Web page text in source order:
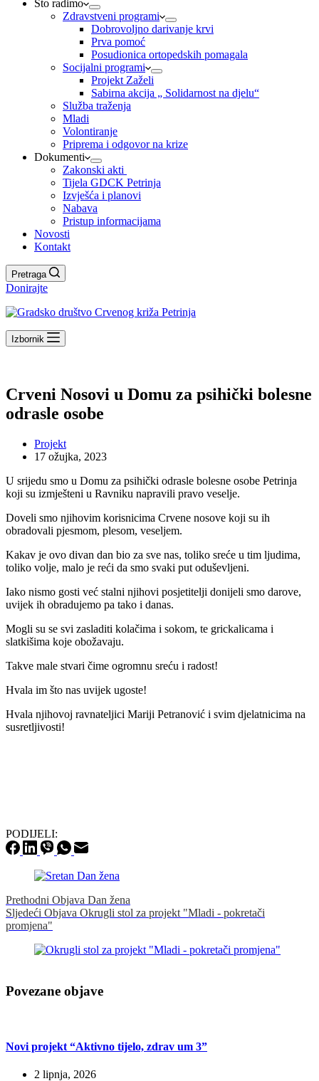
Što radimo
Zdravstveni programi
Dobrovoljno darivanje krvi
Prva pomoć
Posudionica ortopedskih pomagala
Socijalni programi
Projekt Zaželi
Sabirna akcija „ Solidarnost na djelu“
Služba traženja
Mladi
Volontiranje
Priprema i odgovor na krize
Dokumenti
Zakonski akti
Tijela GDCK Petrinja
Izvješća i planovi
Nabava
Pristup informacijama
Novosti
Kontakt
Pretraga
Donirajte
Izbornik
Crveni Nosovi u Domu za psihički bolesne
odrasle osobe
Projekt
17 ožujka, 2023
U srijedu smo u Domu za psihički odrasle bolesne osobe Petrinja
koji su izmješteni u Ravniku napravili pravo veselje.
Doveli smo njihovim korisnicima Crvene nosove koji su ih
obradovali pjesmom, plesom, veseljem.
Kakav je ovo divan dan bio za sve nas, toliko sreće u tim ljudima,
toliko volje, malo je reći da smo svaki put oduševljeni.
Iako nismo gosti već stalni njihovi posjetitelji donijeli smo darove,
uvijek ih obradujemo pa tako i danas.
Mogli su se svi zasladiti kolačima i sokom, te grickalicama i
slatkišima koje obožavaju.
Takve male stvari čime ogromnu sreću i radost!
Hvala im što nas uvijek ugoste!
Hvala njihovoj ravnateljici Mariji Petranović i svim djelatnicima na
susretljivosti!
PODIJELI:
Prethodni Objava Dan žena
Sljedeći Objava Okrugli stol za projekt "Mladi - pokretači
promjena"
Povezane objave
Novi projekt “Aktivno tijelo, zdrav um 3”
2 lipnja, 2026